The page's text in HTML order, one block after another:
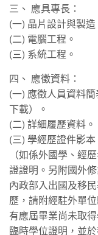
三、 應具專長：
(一) 晶片設計與製造
(二) 電腦工程。
(三) 系統工程。
四、 應徵資料：
(一) 應徵人員資料
下載）。
(二) 詳細履歷資料。
(三) 學經歷證件影
（如係外國學、經
證證明。另附國外
內政部入出國及移
歷，請附經駐外單
有應屆畢業尚未取
臨時學位證明，並